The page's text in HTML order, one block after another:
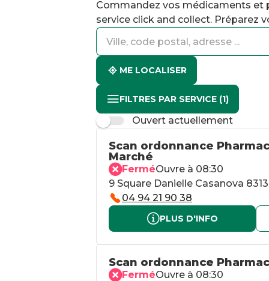
Commandez vos médicaments et
service click and collect. Préparez
accessibility.searchform.label.searchformaccessibility.searchform.label.searchinput
accessibility.searchform.autocomplete_status
ME LOCALISER
FILTRES PAR SERVICE (1)
Ouvert actuellement
Scan ordonnance
Marché
FerméOuvre à 08:30
9 Square Danielle Casanova
04 94 21 90 38
PLUS D'INFO
Scan ordonnance
FerméOuvre à 08:30